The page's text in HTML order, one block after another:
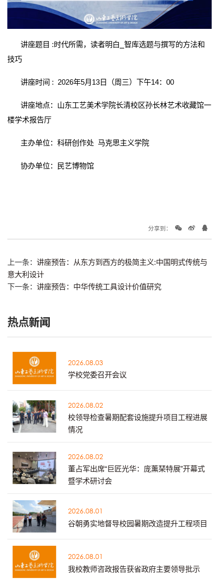
讲座题目 :时代所需，读者明白⎯智库选题与撰写的方法和
技巧
讲座时间 : 2026年5月13日（周三）下午14：00
讲座地点：山东工艺美术学院长清校区孙长林艺术收藏馆一
楼学术报告厅
主办单位：科研创作处 马克思主义学院
协办单位：民艺博物馆
分享到：
上一条： 讲座预告：从东方到西方的极简主义:中国明式传统与
意大利设计
下一条： 讲座预告：中华传统工具设计价值研究
热点新闻
2026.08.03
学校党委召开会议
2026.08.02
校领导检查暑期配套设施提升项目工程进展
情况
2026.08.02
董占军出席“巨匠光华：庞薰琹特展”开幕式
暨学术研讨会
2026.08.01
谷朝勇实地督导校园暑期改造提升工程项目
2026.08.01
我校教师咨政报告获省政府主要领导批示